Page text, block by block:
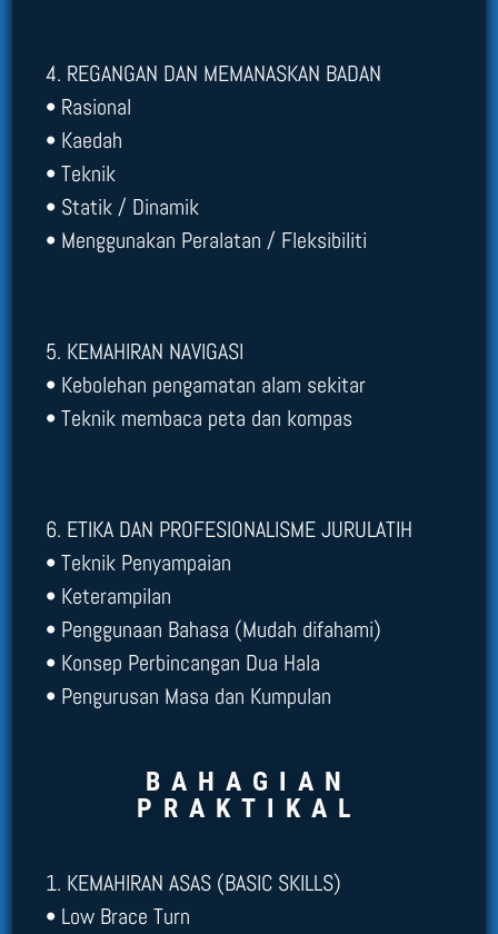
4. REGANGAN DAN MEMANASKAN BADAN
• Rasional
• Kaedah
• Teknik
• Statik / Dinamik
• Menggunakan Peralatan / Fleksibiliti
5. KEMAHIRAN NAVIGASI
• Kebolehan pengamatan alam sekitar
• Teknik membaca peta dan kompas
6. ETIKA DAN PROFESIONALISME JURULATIH
• Teknik Penyampaian
• Keterampilan
• Penggunaan Bahasa (Mudah difahami)
• Konsep Perbincangan Dua Hala
• Pengurusan Masa dan Kumpulan
BAHAGIAN
PRAKTIKAL
1. KEMAHIRAN ASAS (BASIC SKILLS)
• Low Brace Turn